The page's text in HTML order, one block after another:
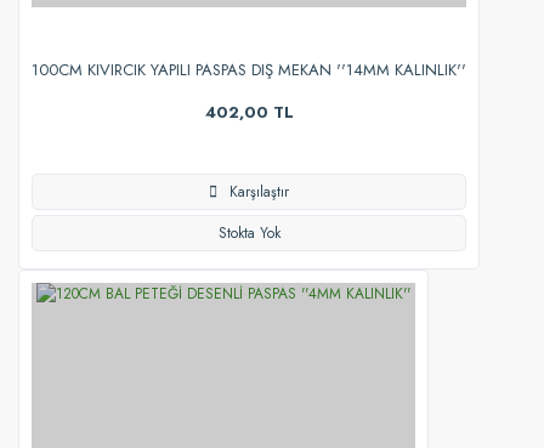
100CM KIVIRCIK YAPILI PASPAS DIŞ MEKAN ''14MM KALINLIK''
402,00 TL
Karşılaştır
Stokta Yok